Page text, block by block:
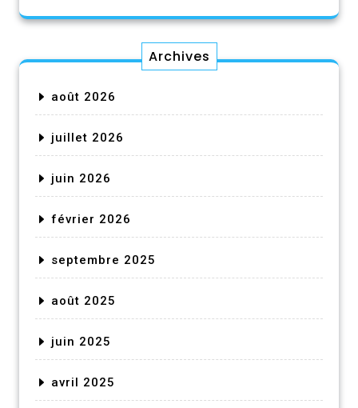
Archives
août 2026
juillet 2026
juin 2026
février 2026
septembre 2025
août 2025
juin 2025
avril 2025